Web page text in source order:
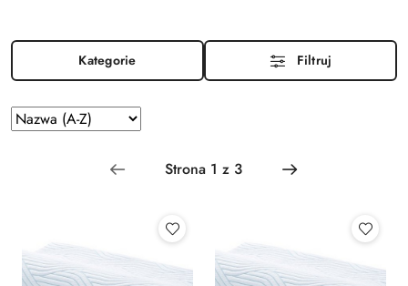
Kategorie Filtruj
Zastosowano
sortowanie:
Sortuj
według